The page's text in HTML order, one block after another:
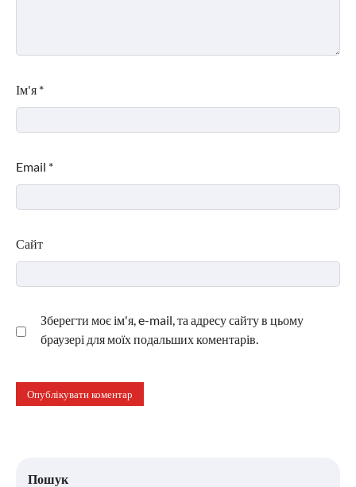
Ім'я *
Email *
Сайт
Зберегти моє ім'я, e-mail, та адресу сайту в цьому
браузері для моїх подальших коментарів.
Пошук